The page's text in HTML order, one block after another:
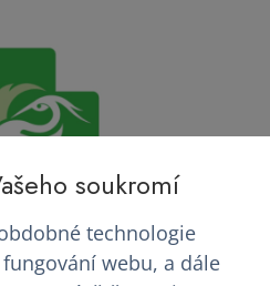
soukromí
technologie
webu, a dále